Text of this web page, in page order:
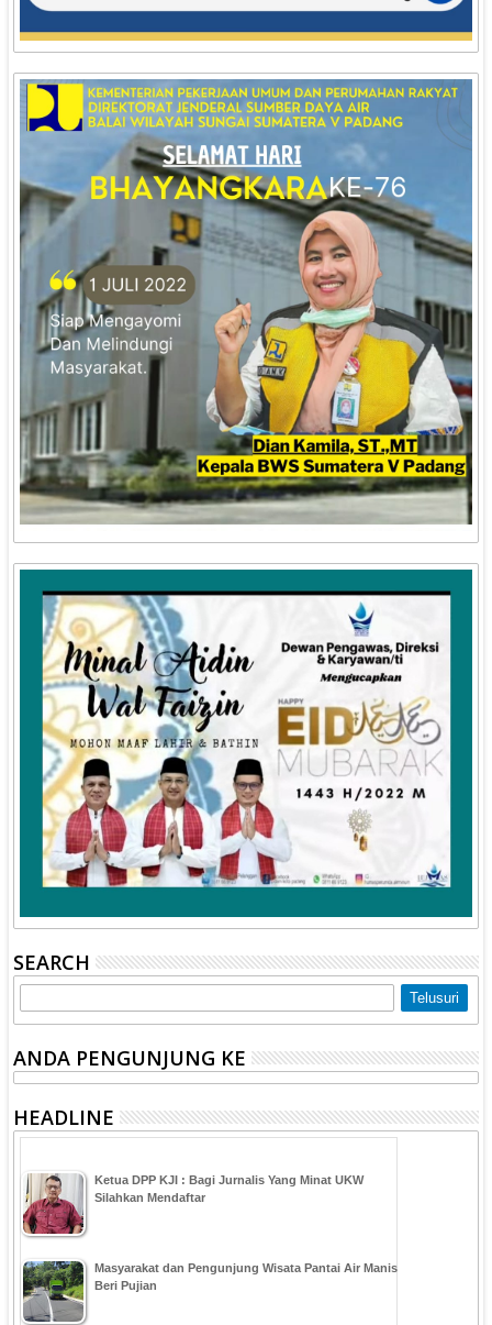
SEARCH
ANDA PENGUNJUNG KE
HEADLINE
Ketua DPP KJI : Bagi Jurnalis Yang Minat UKW
Silahkan Mendaftar
Masyarakat dan Pengunjung Wisata Pantai Air Manis
Beri Pujian